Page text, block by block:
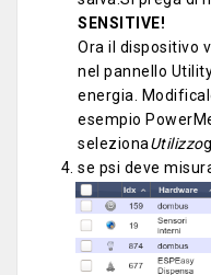
SENSITIVE!
Ora il dispositivo
nel pannello
energia.
esempio
selezionaUtilizzo
se psi deve